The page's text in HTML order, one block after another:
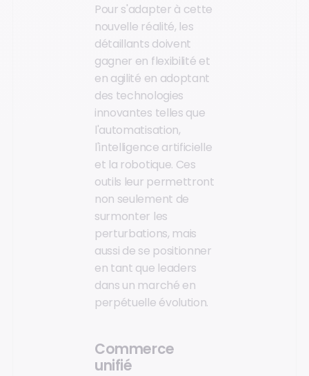
Pour s'adapter à cette
nouvelle réalité, les
détaillants doivent
gagner en flexibilité et
en agilité en adoptant
des technologies
innovantes telles que
l'automatisation,
l'intelligence artificielle
et la robotique. Ces
outils leur permettront
non seulement de
surmonter les
perturbations, mais
aussi de se positionner
en tant que leaders
dans un marché en
perpétuelle évolution.
Commerce
unifié